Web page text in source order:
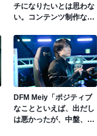
チになりたいとは思わな
い。コンテンツ制作など
い。」
DFM Meiy「ポジティブ
なことといえば、出だし
は悪かったが、中盤、終